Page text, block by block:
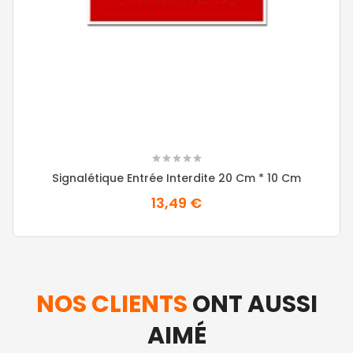
Signalétique Entrée Interdite 20 Cm * 10 Cm
13,49 €
NOS CLIENTSONT AUSSI
AIMÉ